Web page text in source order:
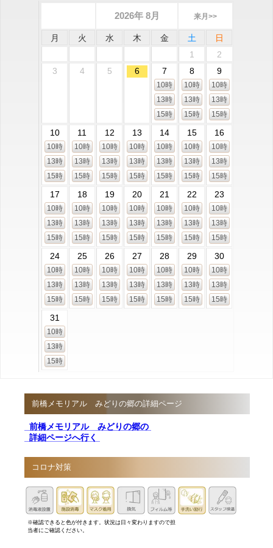
2026年 8月 来月>>
月 火 水 木 金 土
日
1
2
3
4 5 6 7
10時
13時
15時
8
10時
13時
15時
9
10時
13時
15時
10
10時
13時
15時
11
10時
13時
15時
12
10時
13時
15時
13
10時
13時
15時
14
10時
13時
15時
15
10時
13時
15時
16
10時
13時
15時
17
10時
13時
15時
18
10時
13時
15時
19
10時
13時
15時
20
10時
13時
15時
21
10時
13時
15時
22
10時
13時
15時
23
10時
13時
15時
24
10時
13時
15時
25
10時
13時
15時
26
10時
13時
15時
27
10時
13時
15時
28
10時
13時
15時
29
10時
13時
15時
30
10時
13時
15時
31
10時
13時
15時
前橋メモリアル みどりの郷の詳細ページ
前橋メモリアル みどりの郷の
詳細ページへ行く
コロナ対策
※確認できると色が付きます。状況は日々変わりますので担
当者にご確認ください。